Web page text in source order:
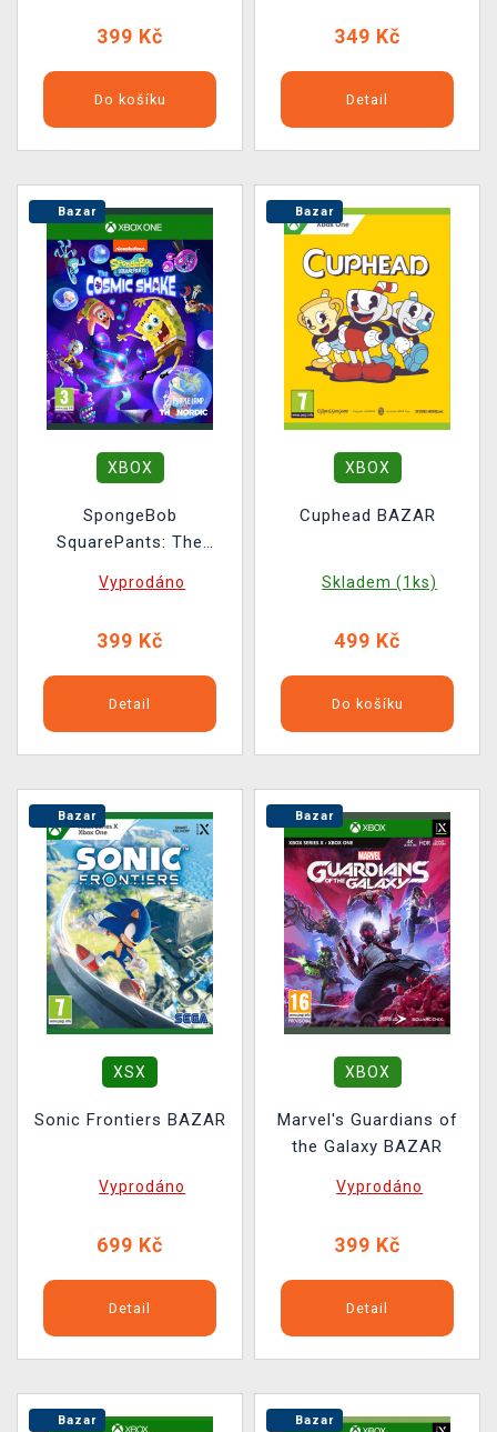
399 Kč
Do košíku
349 Kč
Detail
Bazar
XBOX
SpongeBob
SquarePants: The
Vyprodáno
399 Kč
Detail
Bazar
XBOX
Cuphead BAZAR
Skladem (1ks)
499 Kč
Do košíku
Bazar
XSX
Sonic Frontiers BAZAR
Vyprodáno
699 Kč
Detail
Bazar
XBOX
Marvel's Guardians of
the Galaxy BAZAR
Vyprodáno
399 Kč
Detail
Bazar Bazar